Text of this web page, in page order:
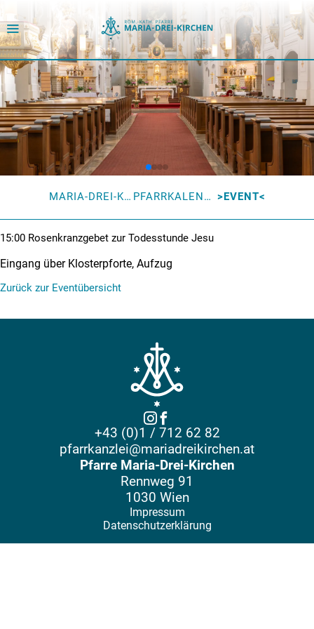
MARIA-DREI-KIRCHEN PFARRKALENDER EVENT
15:00 Rosenkranzgebet zur Todesstunde Jesu
Eingang über Klosterpforte, Aufzug
Zurück zur Eventübersicht
+43 (0)1 / 712 62 82
pfarrkanzlei@mariadreikirchen.at
Pfarre Maria-Drei-Kirchen
Rennweg 91
1030 Wien
Impressum
Datenschutzerklärung